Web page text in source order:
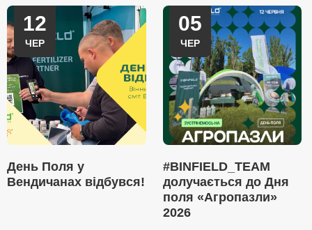
12
ЧЕР
День Поля у
Вендичанах відбувся!
05
ЧЕР
#BINFIELD_TEAM
долучається до Дня
поля «Агропазли»
2026